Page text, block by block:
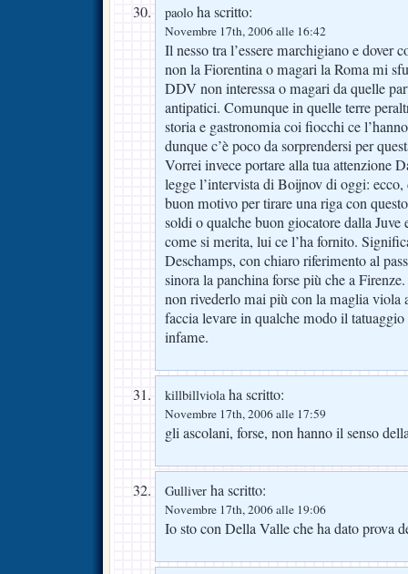
paolo ha scritto:
Novembre 17th, 2006 alle 16:42
Il nesso tra l’essere marchigiano e dover
non la Fiorentina o magari la Roma mi
DDV non interessa o magari da quelle
antipatici. Comunque in quelle terre
storia e gastronomia coi fiocchi ce
dunque c’è poco da sorprendersi per
Vorrei invece portare alla tua attenzione
legge l’intervista di Boijnov di oggi:
buon motivo per tirare una riga con
soldi o qualche buon giocatore dalla Juve
come si merita, lui ce l’ha fornito.
Deschamps, con chiaro riferimento al
sinora la panchina forse più che a
non rivederlo mai più con la maglia viola
faccia levare in qualche modo il tatuaggio
infame.
killbillviolaha scritto:
Novembre 17th, 2006 alle 17:59
gli ascolani, forse, non hanno il senso
Gulliver ha scritto:
Novembre 17th, 2006 alle 19:06
Io sto con Della Valle che ha dato prova